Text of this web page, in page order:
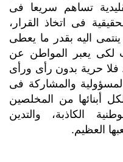
تساهم سريعا فى
فى اتخاذ القرار،
اليه بقدر ما يعطى
لكى يعبر المواطن عن
فلا حرية بدون رأى ورأى
والمشاركة فى
أبنائها من المخلصين
الكاذبة، والتدين
العظيم.